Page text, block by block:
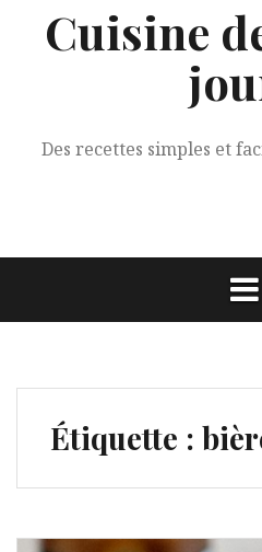
Cuisine
Des recettes simples et
Étiquette :